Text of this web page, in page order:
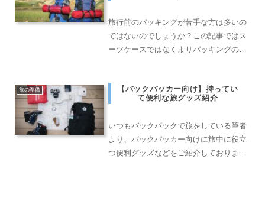
旅行前のパッキングが苦手な方は多いの
ではないのでしょうか？この記事ではス
ーツケースではなくよりパッキングの難
旅の準備
【バックパッカー向け】持ってい
て便利な旅グッズ紹介
いつもバックパックで旅をしている筆者
より、バックパッカー向けに旅中に役立
つ便利グッズなどをご紹介しておりま